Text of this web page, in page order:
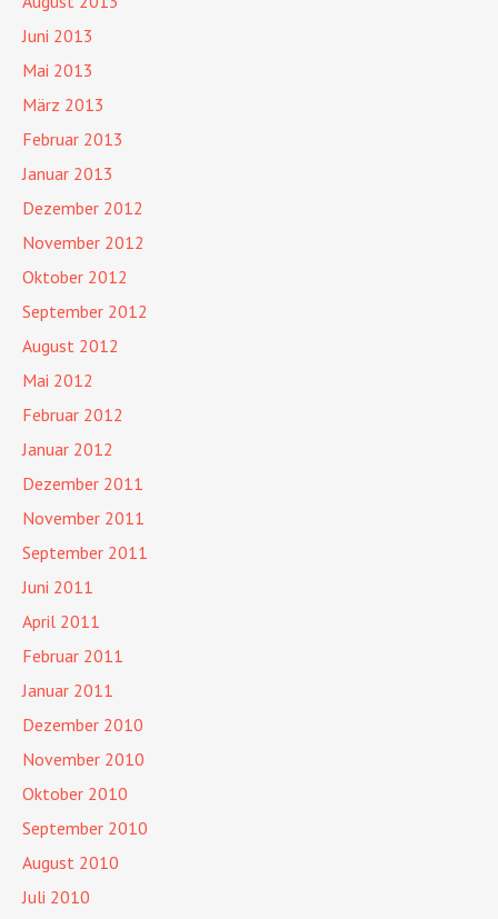
Juni 2013
Mai 2013
März 2013
Februar 2013
Januar 2013
Dezember 2012
November 2012
Oktober 2012
September 2012
August 2012
Mai 2012
Februar 2012
Januar 2012
Dezember 2011
November 2011
September 2011
Juni 2011
April 2011
Februar 2011
Januar 2011
Dezember 2010
November 2010
Oktober 2010
September 2010
August 2010
Juli 2010